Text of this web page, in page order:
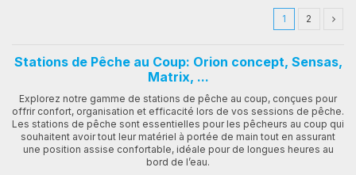
1 2
Stations de Pêche au Coup: Orion concept, Sensas,
Matrix, ...
Explorez notre gamme de stations de pêche au coup, conçues pour
offrir confort, organisation et efficacité lors de vos sessions de pêche.
Les stations de pêche sont essentielles pour les pêcheurs au coup qui
souhaitent avoir tout leur matériel à portée de main tout en assurant
une position assise confortable, idéale pour de longues heures au
bord de l’eau.